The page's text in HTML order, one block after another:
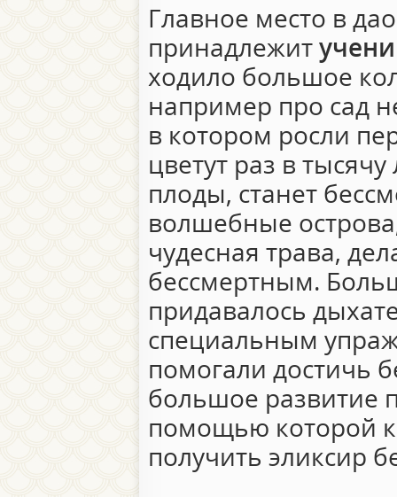
Главное место в
принадлежит
ходило большое
например про сад
в котором росли
цветут раз в тысячу
плоды, станет
волшебные
чудесная трава,
бессмертным.
придавалось
специальным
помогали достичь
большое развитие
помощью которой
получить эликсир